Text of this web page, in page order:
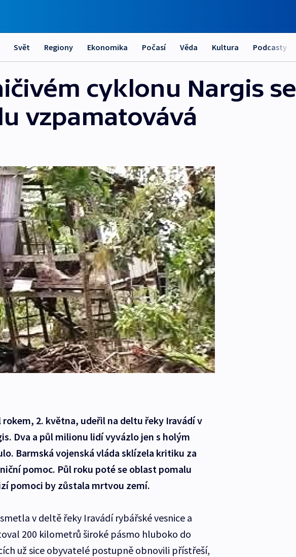
Svět Regiony Ekonomika Počasí Věda Kultura Podcasty
cyklonu Nargis se
vzpamatovává
rokem, 2. května, udeřil na deltu řeky Iravádí v
Dva a půl milionu lidí vyvázlo jen s holým
Barmská vojenská vláda sklízela kritiku za
pomoc. Půl roku poté se oblast pomalu
pomoci by zůstala mrtvou zemí.
v deltě řeky Iravádí rybářské vesnice a
200 kilometrů široké pásmo hluboko do
už sice obyvatelé postupně obnovili přístřeší,